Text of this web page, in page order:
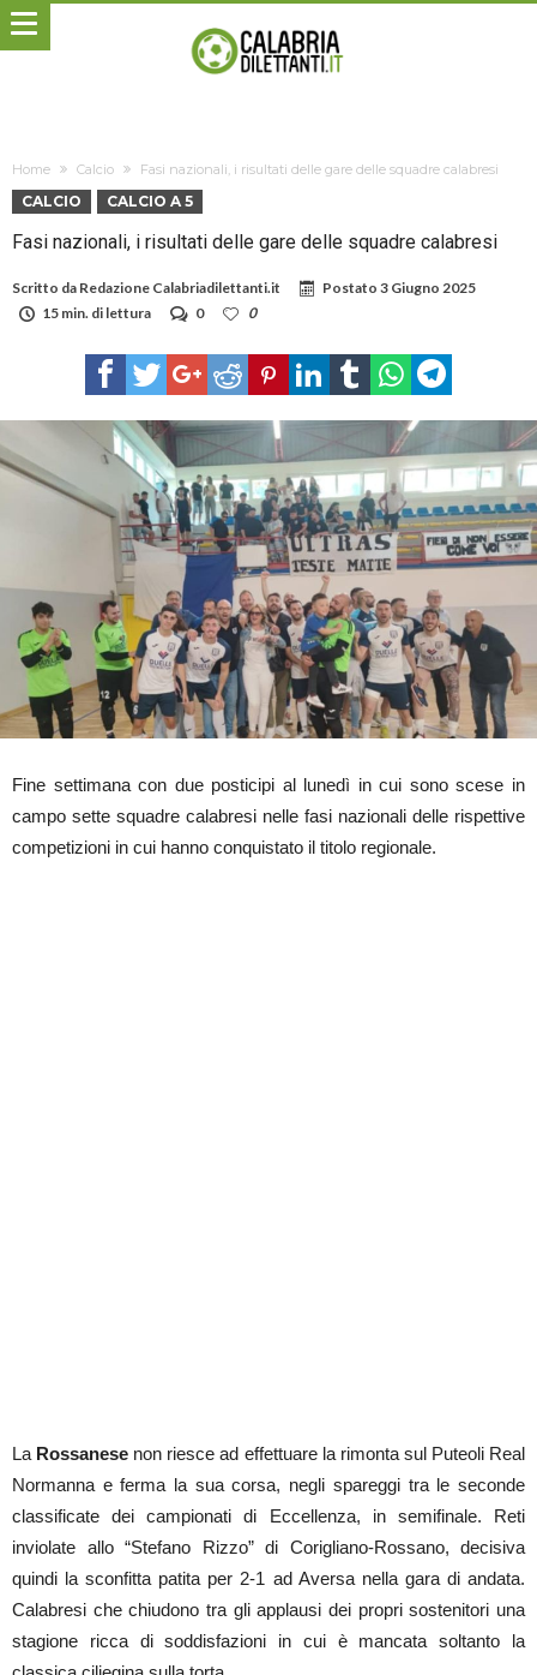
Home Calcio Fasi nazionali, i risultati delle gare delle squadre calabresi
CALCIO CALCIO A 5
Fasi nazionali, i risultati delle gare delle squadre calabresi
Scritto da Redazione Calabriadilettanti.it Postato 3 Giugno 2025
15 min. di lettura
0 0
Fine settimana con due posticipi al lunedì in cui sono scese in
campo sette squadre calabresi nelle fasi nazionali delle rispettive
competizioni in cui hanno conquistato il titolo regionale.
La Rossanese non riesce ad effettuare la rimonta sul Puteoli Real
Normanna e ferma la sua corsa, negli spareggi tra le seconde
classificate dei campionati di Eccellenza, in semifinale. Reti
inviolate allo “Stefano Rizzo” di Corigliano-Rossano, decisiva
quindi la sconfitta patita per 2-1 ad Aversa nella gara di andata.
Calabresi che chiudono tra gli applausi dei propri sostenitori una
stagione ricca di soddisfazioni in cui è mancata soltanto la